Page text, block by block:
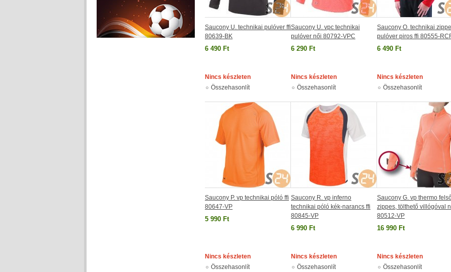
Saucony U. technikai pulóver ffi
80639-BK
6 490 Ft
Nincs készleten
Összehasonlít
Saucony U. vpc technikai
pulóver női 80792-VPC
6 290 Ft
Nincs készleten
Összehasonlít
Saucony O. technikai
pulóver piros ffi 80555-
6 490 Ft
Nincs készleten
Összehasonlít
Saucony P. vp technikai póló ffi
80647-VP
5 990 Ft
Nincs készleten
Összehasonlít
Saucony R. vp inferno
technikai póló kék-narancs ffi
80845-VP
6 990 Ft
Nincs készleten
Összehasonlít
Saucony G. vp thermo
zippes, tölthető villógóval
80512-VP
16 990 Ft
Nincs készleten
Összehasonlít